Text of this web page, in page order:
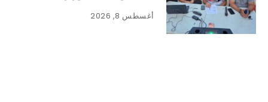
وجماهيري لافت
أغسطس 8, 2026